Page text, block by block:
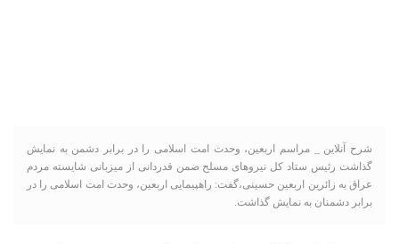
شرح آنلاین _ مراسم اربعین، وحدت امت اسلامی را در برابر دشمن به نمایش
گذاشت رئیس ستاد کل نیروهای مسلح ضمن قدردانی از میزبانی شایسته مردم
عراق به زائرین اربعین حسینی،گفت: راهپیمایی اربعین، وحدت امت اسلامی را در
برابر دشمنان به نمایش گذاشت.